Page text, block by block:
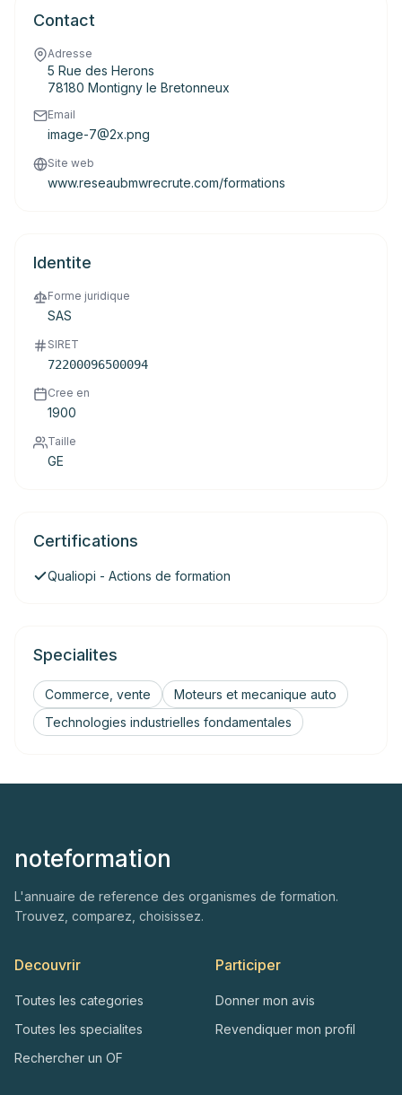
Contact
Adresse
5 Rue des Herons
78180 Montigny le Bretonneux
Email
image-7@2x.png
Site web
www.reseaubmwrecrute.com/formations
Identite
Forme juridique
SAS
SIRET
72200096500094
Cree en
1900
Taille
GE
Certifications
Qualiopi - Actions de formation
Specialites
Commerce, vente
Moteurs et mecanique auto
Technologies industrielles fondamentales
noteformation
L'annuaire de reference des organismes de formation.
Trouvez, comparez, choisissez.
Decouvrir
Toutes les categories
Toutes les specialites
Rechercher un OF
Participer
Donner mon avis
Revendiquer mon profil